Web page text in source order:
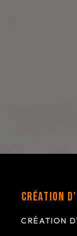
Création
CRÉATION